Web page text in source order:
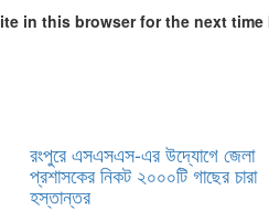
in this browser for the next time
রংপুরে এসএসএস-এর উদ্যোগে জেলা
প্রশাসকের নিকট ২০০০টি গাছের চারা
হস্তান্তর